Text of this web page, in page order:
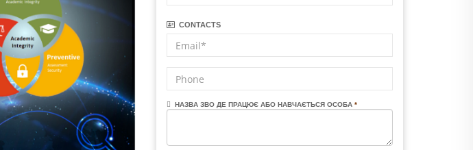
CONTACTS
НАЗВА ЗВО ДЕ ПРАЦЮЄ АБО НАВЧАЄТЬСЯ ОСОБА *